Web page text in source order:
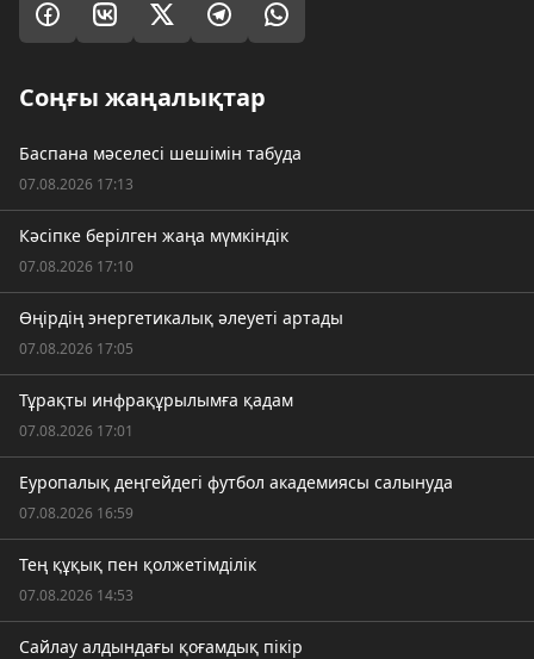
Соңғы жаңалықтар
Баспана мәселесі шешімін табуда
07.08.2026 17:13
Кәсіпке берілген жаңа мүмкіндік
07.08.2026 17:10
Өңірдің энергетикалық әлеуеті артады
07.08.2026 17:05
Тұрақты инфрақұрылымға қадам
07.08.2026 17:01
Еуропалық деңгейдегі футбол академиясы салынуда
07.08.2026 16:59
Тең құқық пен қолжетімділік
07.08.2026 14:53
Сайлау алдындағы қоғамдық пікір